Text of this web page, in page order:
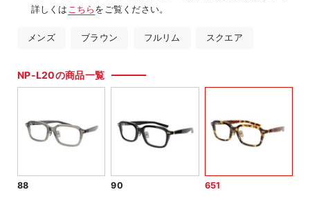
詳しくは こちらをご覧ください。
メンズ ブラウン フルリム スクエア
NP-L20の商品一覧
88 90 651